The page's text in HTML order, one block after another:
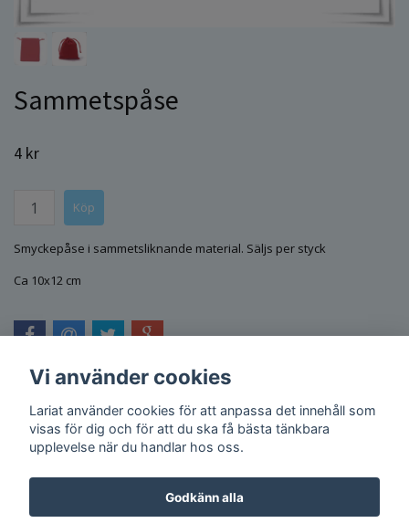
Sammetspåse
4 kr
Smyckepåse i sammetsliknande material. Säljs per styck
Ca 10x12 cm
Vi använder cookies
Lariat använder cookies för att anpassa det innehåll som
visas för dig och för att du ska få bästa tänkbara
upplevelse när du handlar hos oss.
Godkänn alla